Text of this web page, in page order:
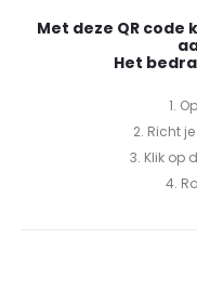
Met deze QR
Het
1.
2. Richt
3. Klik op
4.